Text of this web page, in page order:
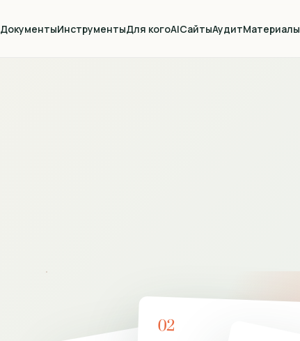
ДокументыИнструментыДля когоAIСайтыАудитМатериалы
02